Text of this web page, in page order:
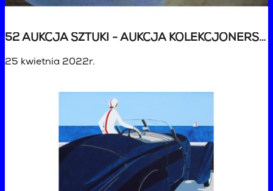
52 AUKCJA SZTUKI - AUKCJA KOLEKCJONERSKA
25 kwietnia 2022r.